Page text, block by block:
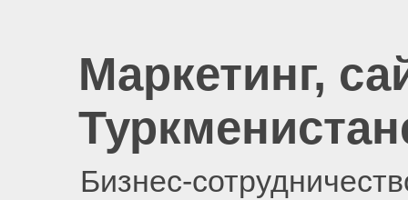
Маркетинг,
Бизнес-